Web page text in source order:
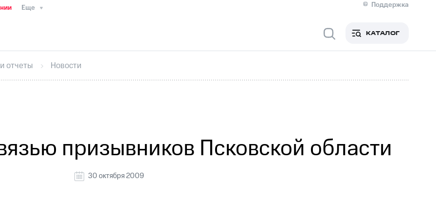
Еще
Поддержка
Медиа-центр
ИнтервьюФинансовая отчетностьКонтактыНовости в регионе
секретарьРаскрытие информации
кабинет акционераАкционерный капиталКонтроль и аудитРынок акций
КАТАЛОГ
отчеты Новости
призывников Псковской области
30 октября 2009